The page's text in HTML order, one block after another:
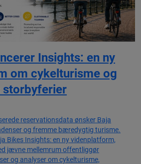
Insights: en ny
om cykelturisme og
reservationsdata ønsker Baja
og fremme bæredygtig turisme.
Bikes Insights: en ny videnplatform,
jævne mellemrum offentliggør
og analyser om cykelturisme,